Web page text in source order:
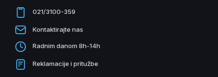
021/3100-359
Kontaktirajte nas
Radnim danom 8h-14h
Reklamacije i pritužbe